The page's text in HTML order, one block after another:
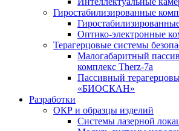
Гиростабилизированные
Оптико-электронные
Терагерцовые системы
Малогабаритный
комплекс Therz-7a
Пассивный
«БИОСКАН»
Разработки
ОКР и образцы изделий
Системы лазерной